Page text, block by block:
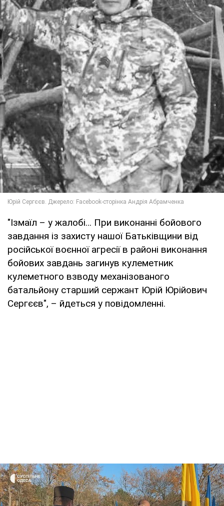
"Ізмаїл – у жалобі… При виконанні бойового
завдання із захисту нашої Батьківщини від
російської воєнної агресії в районі виконання
бойових завдань загинув кулеметник
кулеметного взводу механізованого
батальйону старший сержант Юрій Юрійович
Сергєєв", – йдеться у повідомленні.